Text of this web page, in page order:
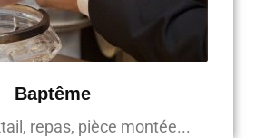
Baptême
repas, pièce montée...